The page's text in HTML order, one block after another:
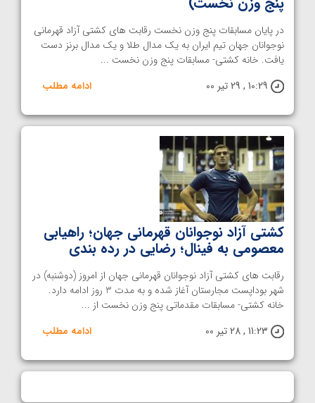
در پایان مسابقات پنج وزن نخست رقابت های کشتی آزاد قهرمانی
نوجوانان جهان تیم ایران به یک مدال طلا و یک مدال برنز دست
یافت. خانه کشتی- مسابقات پنج وزن نخست ...
10:29 , 29 تیر 00
ادامه مطلب
کشتی آزاد نوجوانان قهرمانی جهان؛ راهیابی
معصومی به فینال؛ رضایی در رده بندی
رقابت های کشتی آزاد نوجوانان قهرمانی جهان از امروز (دوشنبه) در
شهر بوداپست مجارستان آغاز شده و به مدت 3 روز ادامه دارد.
خانه کشتی- مسابقات مقدماتی پنج وزن نخست از ...
11:23 , 28 تیر 00
ادامه مطلب